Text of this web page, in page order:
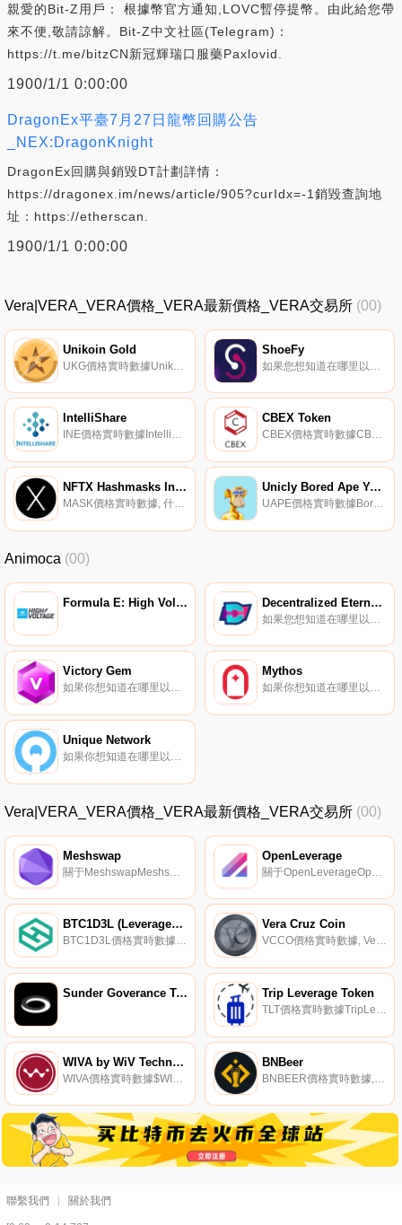
親愛的Bit-Z用戶： 根據幣官方通知,LOVC暫停提幣。由此給您帶
來不便,敬請諒解。Bit-Z中文社區(Telegram)：
https://t.me/bitzCN新冠輝瑞口服藥Paxlovid.
1900/1/1 0:00:00
DragonEx平臺7月27日龍幣回購公告
_NEX:DragonKnight
DragonEx回購與銷毀DT計劃詳情：
https://dragonex.im/news/article/905?curIdx=-1銷毀查詢地
址：https://etherscan.
1900/1/1 0:00:00
Vera|VERA_VERA價格_VERA最新價格_VERA交易所 (00)
Unikoin Gold
UKG價格實時數據Unikoin Gold（UKG）是一種加密貨幣,在以太坊平臺上運行。Unikoin Gold目前的供應量為1000000000,流通量為149397371.3500001。最近已知的Unikoin Gold價格為0.01308943美元,在過去24小時內上漲了1.64美元.
ShoeFy
IntelliShare
INE價格實時數據IntelliShare將自己描述為基于網格技術的分布式網絡。據報道,它為社區定制私人網絡,并為商業用途提供網絡支持.
CBEX Token
CBEX價格實時數據CBEX代幣是CBEX交易所的本地資產。據報道,持有CBEX代幣的用戶將根據其持有量占總供應量的百分比每月獲得代幣股息.
NFTX Hashmasks Index
MASK價格實時數據, 什么是NFTX Hashmasks Index（MASK）？NFTX哈希掩碼指數是NFTX平臺上的一個非替代代幣（NFT）基金,允許用戶使用哈希掩碼作為抵押品。這個過程為貸款方贏得了被稱為MASK的基金基礎資產.
Unicly Bored Ape Yacht Club Collection
UAPE價格實時數據Bored Ape Yacht Club是10000個獨特的Bored Ape NFT的集合,這些NFT是生活在以太坊區塊鏈上的獨特數字收藏品。你的無聊猿兼作你的游艇俱樂部會員卡,并授予會員專屬福利,其中第一項是使用the BATHROOM,一個合作涂鴉板.
Animoca (00)
Formula E: High Voltage Decentralized Eternal Virtual Traveller
Victory Gem
如果你想知道在哪里以當前價格購買Victory Gem,目前交易{Victory Gem]股票的頂級加密貨幣交易所是Gate.io、HotVTGt和ApeSwap（BSC）。您可以在我們的加密貨幣交易所頁面上找到其他列表.
Mythos
如果你想知道在哪里以當前價格購買Mythos,目前交易{Mythos]股票的頂級加密貨幣交易所是Uniswap（V2）。您可以在我們的加密貨幣交易所頁面上找到其他列表.
Unique Network
如果你想知道在哪里以當前價格購買Unique Network,目前交易{Unique Network]股票的頂級加密貨幣交易所是HuoUNQ。您可以在我們的加密貨幣交易所頁面上找到其他列表.
Vera|VERA_VERA價格_VERA最新價格_VERA交易所 (00)
Meshswap
關于MeshswapMeshswap是一種獨特的自主金融協議,它提供了各種創收機會,如Swap、Lend、Leverage farm和在Polygon網絡上入股,這在傳統金融中是不可能的.
OpenLeverage
BTC1D3L (Leveraged ETF by Hotbit)
BTC1D3L價格實時數據, HotBTC1D3Lt的杠桿ETF產品-“；1D”中；代表該產品的基準凈值每天重新平衡一次（但在極端市場條件下可能有多次）,該凈值通常在每天上午10:30（UTC+8）重新平衡,但在極端的市場條件下,可能會在盤中重新平衡.
Vera Cruz Coin
VCCO價格實時數據, Vera Cruz Coin被描述為基于scrypt算法和POW協議的加密貨幣。它的開發是為了解決一個長期的財務問題,即轉移的安全性和速度。得益于我們的區塊鏈技術,VCCO的效率給我們的客戶帶來了新的希望,帶來了區塊鏈,而不是舊的、效率不高的集中式金融系統.
Sunder Goverance Token Trip Leverage Token
TLT價格實時數據TripLeverage是一個商務旅行平臺,您可以在這里預訂商務旅行并在此過程中賺取代幣。通過我們的獎勵計劃,我們將激勵員工和企業主注冊他們的業務,獎勵他們每次預訂,同時也使TripLeverage社區受益,因為凈收入的100%用于從市場上購買和焚燒代幣.
WIVA by WiV Technology
WIVA價格實時數據$WIVA是一個去中心化的自治組織（DAO）,旨在徹底改變美酒行業。該組織的目標是成為領先的葡萄酒投資、交易和融資平臺。我們通過使用NFT為葡萄酒行業創建DeFi應用生態系統來實現這一點。每個NFT都有100%的葡萄酒支持.
BNBeer
聯繫我們 關於我們